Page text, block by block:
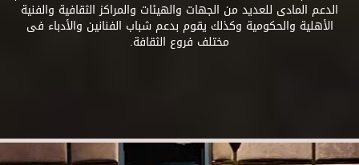
الدعم المادى للعديد من الجهات والهيئات والمراكز الثقافية والفنية
الأهلية والحكومية وكذلك يقوم بدعم شباب الفنانين والأدباء فى
مختلف فروع الثقافة.